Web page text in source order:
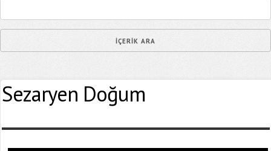
Sezaryen Doğum
Epostanız (*)
Yaşadığınız Hatanın Ayrıntıları